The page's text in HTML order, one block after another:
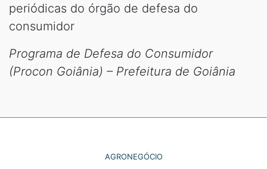
periódicas do órgão de defesa do
consumidor
Programa de Defesa do Consumidor
(Procon Goiânia) – Prefeitura de Goiânia
AGRONEGÓCIO